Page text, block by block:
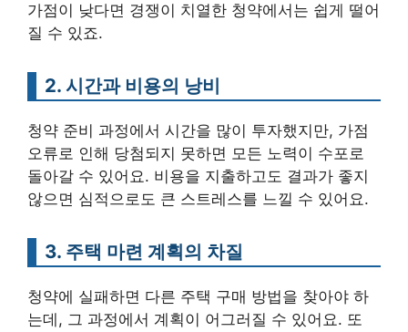
가점이 낮다면 경쟁이 치열한 청약에서는 쉽게 떨어
질 수 있죠.
2. 시간과 비용의 낭비
청약 준비 과정에서 시간을 많이 투자했지만, 가점
오류로 인해 당첨되지 못하면 모든 노력이 수포로
돌아갈 수 있어요. 비용을 지출하고도 결과가 좋지
않으면 심적으로도 큰 스트레스를 느낄 수 있어요.
3. 주택 마련 계획의 차질
청약에 실패하면 다른 주택 구매 방법을 찾아야 하
는데, 그 과정에서 계획이 어그러질 수 있어요. 또